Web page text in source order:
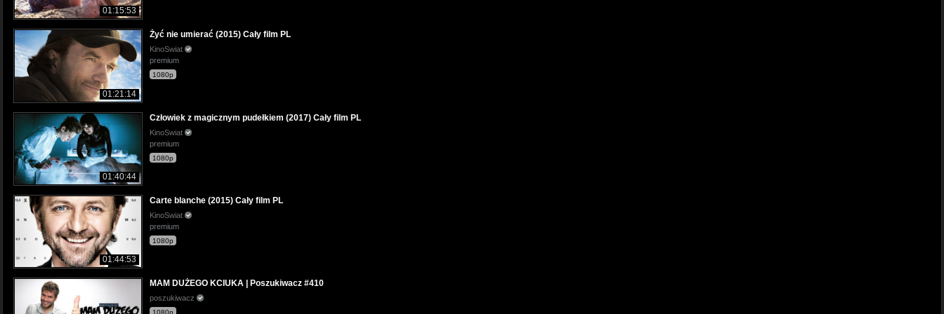
01:15:53
01:21:14
Żyć nie umierać (2015) Cały film PL
KinoSwiat
premium
1080p
01:40:44
Człowiek z magicznym pudełkiem (2017) Cały film PL
KinoSwiat
premium
1080p
01:44:53
Carte blanche (2015) Cały film PL
KinoSwiat
premium
1080p
MAM DUŻEGO KCIUKA | Poszukiwacz #410
poszukiwacz
1080p